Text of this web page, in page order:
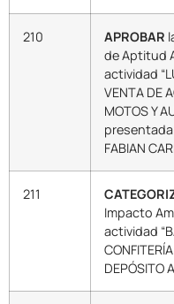
210 APROBAR
de Aptitud
actividad
VENTA DE
MOTOS Y
presentada
FABIAN
211
Impacto
actividad
DEPÓSITO